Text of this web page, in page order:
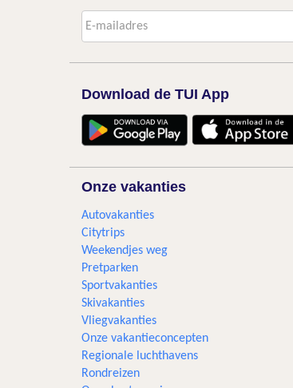
Download de TUI App
Onze vakanties
Autovakanties
Citytrips
Weekendjes weg
Pretparken
Sportvakanties
Skivakanties
Vliegvakanties
Onze vakantieconcepten
Regionale luchthavens
Rondreizen